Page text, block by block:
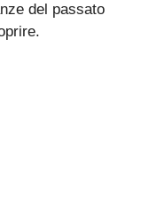
del passato